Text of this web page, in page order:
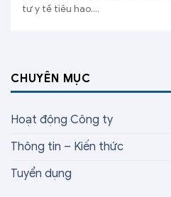
tư y tế tiêu hao....
CHUYÊN MỤC
Hoạt động Công ty
Thông tin – Kiến thức
Tuyển dụng